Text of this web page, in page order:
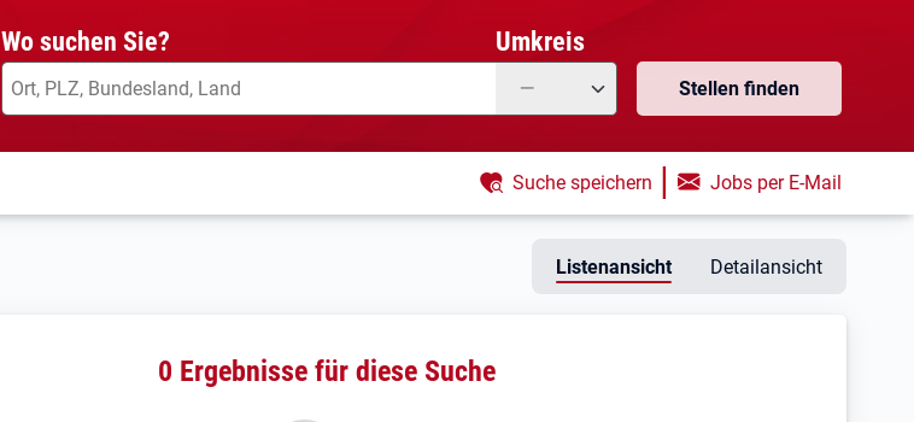
Wo suchen Sie? Umkreis
— Stellen finden
Suche speichern | Jobs per E-Mail
Listenansicht Detailansicht
0 Ergebnisse für diese Suche